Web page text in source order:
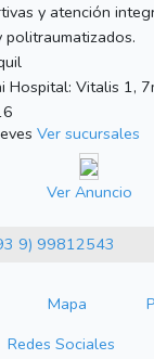
y atención
politraumatizados.
Hospital: Vitalis 1,
Ver sucursales
Ver Anuncio
9) 99812543
Mapa
Redes Sociales